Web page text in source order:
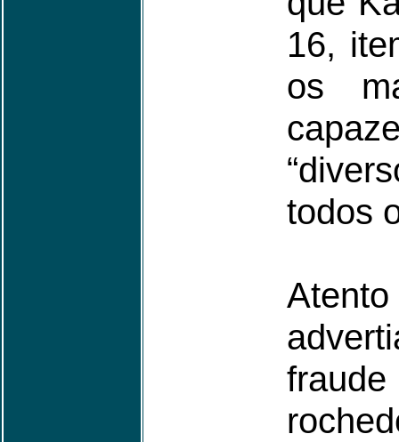
16,
os
todos
fraude